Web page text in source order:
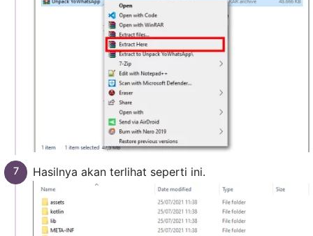
Hasilnya akan terlihat seperti ini.